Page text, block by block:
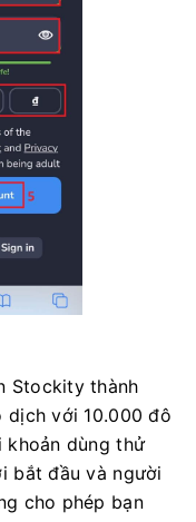
Stockity thành
dịch với 10.000 đô
khoản dùng thử
bắt đầu và người
cho phép bạn